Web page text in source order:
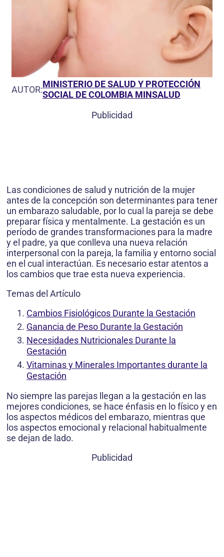
AUTOR:MINISTERIO DE SALUD Y PROTECCIÓN
SOCIAL DE COLOMBIA MINSALUD
Publicidad
Las condiciones de salud y nutrición de la mujer
antes de la concepción son determinantes para tener
un embarazo saludable, por lo cual la pareja se debe
preparar física y mentalmente. La gestación es un
período de grandes transformaciones para la madre
y el padre, ya que conlleva una nueva relación
interpersonal con la pareja, la familia y entorno social
en el cual interactúan. Es necesario estar atentos a
los cambios que trae esta nueva experiencia.
Temas del Artículo
Cambios Fisiológicos Durante la Gestación
Ganancia de Peso Durante la Gestación
Necesidades Nutricionales Durante la
Gestación
Vitaminas y Minerales Importantes durante la
Gestación
No siempre las parejas llegan a la gestación en las
mejores condiciones, se hace énfasis en lo físico y en
los aspectos médicos del embarazo, mientras que
los aspectos emocional y relacional habitualmente
se dejan de lado.
Publicidad